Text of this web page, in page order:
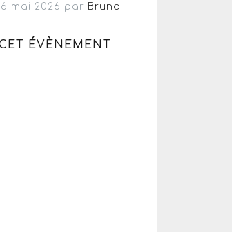
mai 2026 par Bruno
ÉVÈNEMENT